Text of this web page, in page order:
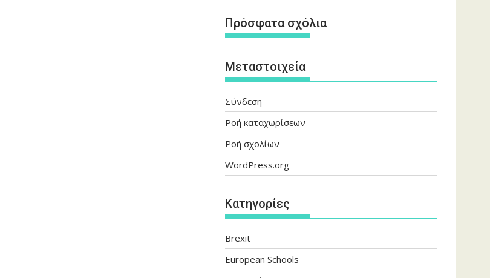
Πρόσφατα σχόλια
Μεταστοιχεία
Σύνδεση
Ροή καταχωρίσεων
Ροή σχολίων
WordPress.org
Kατηγορίες
Brexit
European Schools